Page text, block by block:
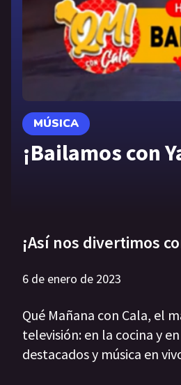
MÚSICA
¡Bailamos con
¡Así nos divertimos
6 de enero de 2023
Qué Mañana con Cala, el
televisión: en la cocina y
destacados y música en